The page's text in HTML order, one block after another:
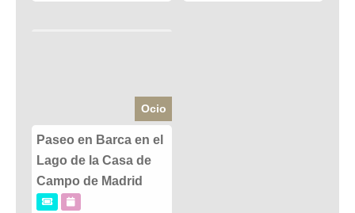
Ocio
Paseo en Barca en el
Lago de la Casa de
Campo de Madrid